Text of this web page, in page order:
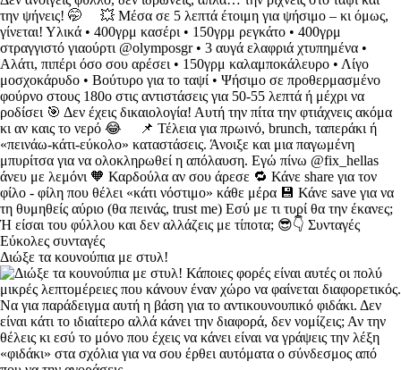
Διώξε τα κουνούπια με στυλ!